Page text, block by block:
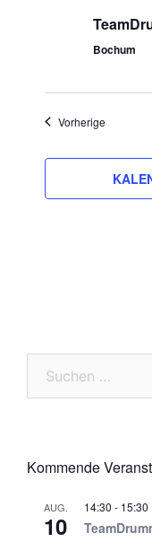
Bochum
Vorherige
nach:
Kommende
AUG.
10
14:30 - 15:30